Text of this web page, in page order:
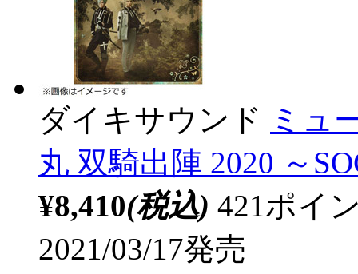
ダイキサウンド ミュ
丸 双騎出陣 2020 ～
¥8,410(税込) 421ポイ
2021/03/17発売